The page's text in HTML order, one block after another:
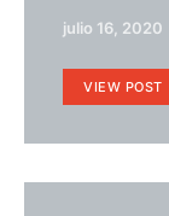
julio 16, 2020
VIEW POST